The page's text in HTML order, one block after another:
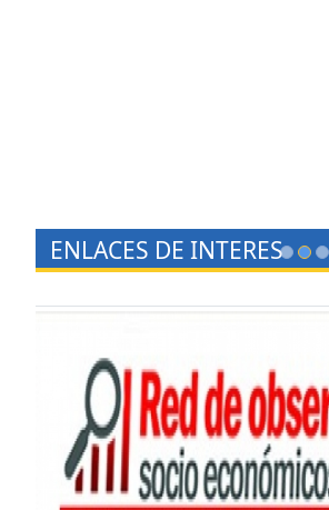
ENLACES DE INTERES